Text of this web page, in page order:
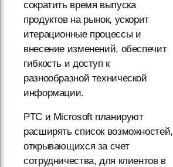
сократить время выпуска
продуктов на рынок, ускорит
итерационные процессы и
внесение изменений, обеспечит
гибкость и доступ к
разнообразной технической
информации.
PTC и Microsoft планируют
расширять список возможностей,
открывающихся за счет
сотрудничества, для клиентов в